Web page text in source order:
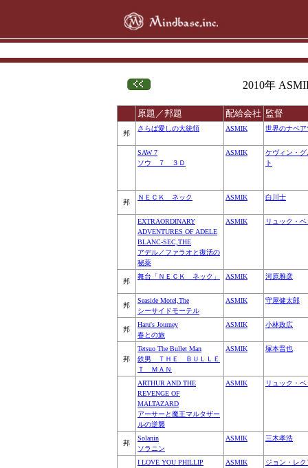
2010年
原題／邦題 配給会社 監督
邦
さらば愛しの大統領 ASMIK 世界のナベア
SAW 7
ソウ ７ ３Ｄ
ASMIK
ケヴィン・グ
ト
邦
ＮＥＣＫ ネック ASMIK 白川士
EXTRAORDINARY
ADVENTURES OF ADELE
BLANC-SEC,THE
アデル／ファラオと復活の
秘薬
ASMIK リュック・
邦
舞台「ＮＥＣＫ ネック」 ASMIK 河原雅彦
邦
Seaside Motel,The
シーサイドモーテル
ASMIK 守屋健太郎
邦
Haru's Journey
春との旅
ASMIK 小林政広
邦
Tetsuo The Bullet Man
鉄男 ＴＨＥ ＢＵＬＬＥ
Ｔ ＭＡＮ
ASMIK 塚本晋也
ARTHUR AND THE
REVENGE OF
MALTAZARD
アーサーと魔王マルタザー
ルの逆襲
ASMIK リュック・
邦
Solanin
ソラニン
ASMIK 三木孝浩
I LOVE YOU PHILLIP
ASMIK ジョン・レク